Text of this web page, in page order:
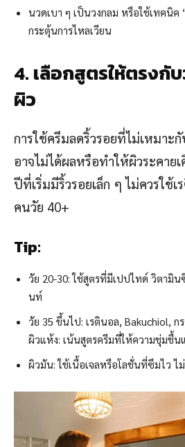
นวดเบา ๆ เป็นวงกลม หรือใช้เทคนิค
กระตุ้นการไหลเวียน
4. เลือกสูตรให้ตรงกั
ผิว
การใช้ครีมลดริ้วรอยที่ไม่เหมาะ
อาจไม่ได้ผลหรือทำให้ผิวระคาย
ปีที่เริ่มมีริ้วรอยเล็ก ๆ ไม่ควรใช้
คนวัย 40+
Tip:
วัย 20-30: ใช้สูตรที่มีเปปไทด์ วิตามิ
นท์
วัย 35 ขึ้นไป: เรตินอล, Bakuchiol, ก
ผิวแห้ง: เน้นสูตรครีมที่ให้ความชุ่มชื้นแ
ผิวมัน: ใช้เนื้อเจลหรือโลชั่นที่ซึมไว ไ